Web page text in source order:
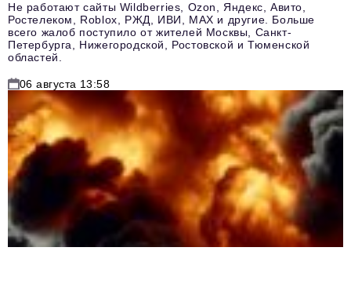
Не работают сайты Wildberries, Ozon, Яндекс, Авито,
Ростелеком, Roblox, РЖД, ИВИ, MAX и другие. Больше
всего жалоб поступило от жителей Москвы, Санкт-
Петербурга, Нижегородской, Ростовской и Тюменской
областей.
06 августа 13:58